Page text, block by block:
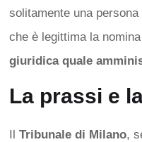
solitamente una
che è legittima la
giuridica quale
La prassi e
Il Tribunale di Milano,